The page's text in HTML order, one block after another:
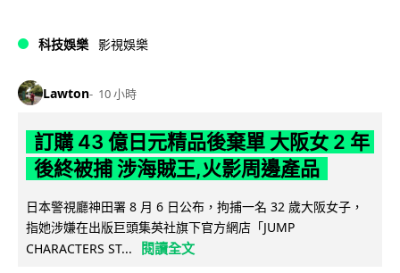
科技娛樂 影視娛樂
Lawton 10 小時
訂購 43 億日元精品後棄單 大阪女 2 年
後終被捕 涉海賊王,火影周邊產品
日本警視廳神田署 8 月 6 日公布，拘捕一名 32 歲大阪女子，
指她涉嫌在出版巨頭集英社旗下官方網店「JUMP
CHARACTERS ST...
閱讀全文